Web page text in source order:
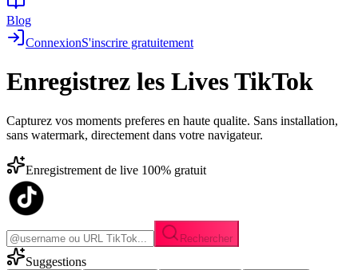
Blog
ConnexionS'inscrire gratuitement
Enregistrez les Lives TikTok
Capturez vos moments preferes en haute qualite. Sans installation,
sans watermark, directement dans votre navigateur.
Enregistrement de live 100% gratuit
Rechercher
Suggestions